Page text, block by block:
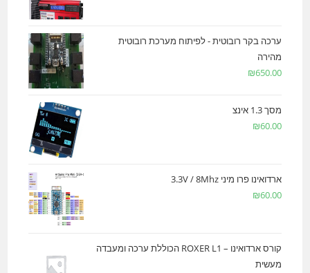
ערכה בקר רובוטית - לפיתוח מערכת רובוטית
מהירה
₪650.00
מסך 1.3 אינצ
₪60.00
ארדואינו פרו מיני 3.3V / 8Mhz
₪60.00
קורס ארדואינו – ROXER L1 הכוללת ערכה ומעבדה
מעשית